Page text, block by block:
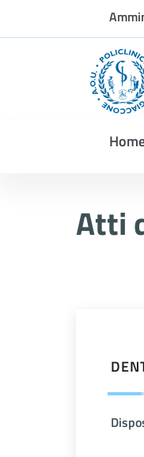
Skip to Main Content
Atti